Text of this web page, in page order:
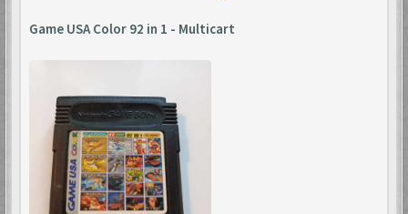
Game USA Color 92 in 1 - Multicart